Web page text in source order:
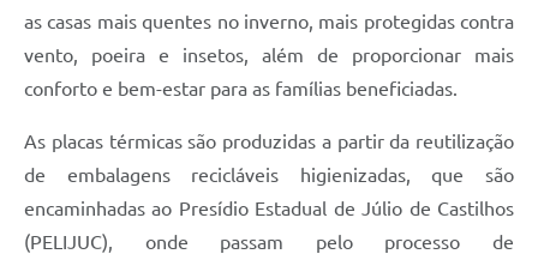
as casas mais quentes no inverno, mais protegidas contra
vento, poeira e insetos, além de proporcionar mais
conforto e bem-estar para as famílias beneficiadas.
As placas térmicas são produzidas a partir da reutilização
de embalagens recicláveis higienizadas, que são
encaminhadas ao Presídio Estadual de Júlio de Castilhos
(PELIJUC), onde passam pelo processo de